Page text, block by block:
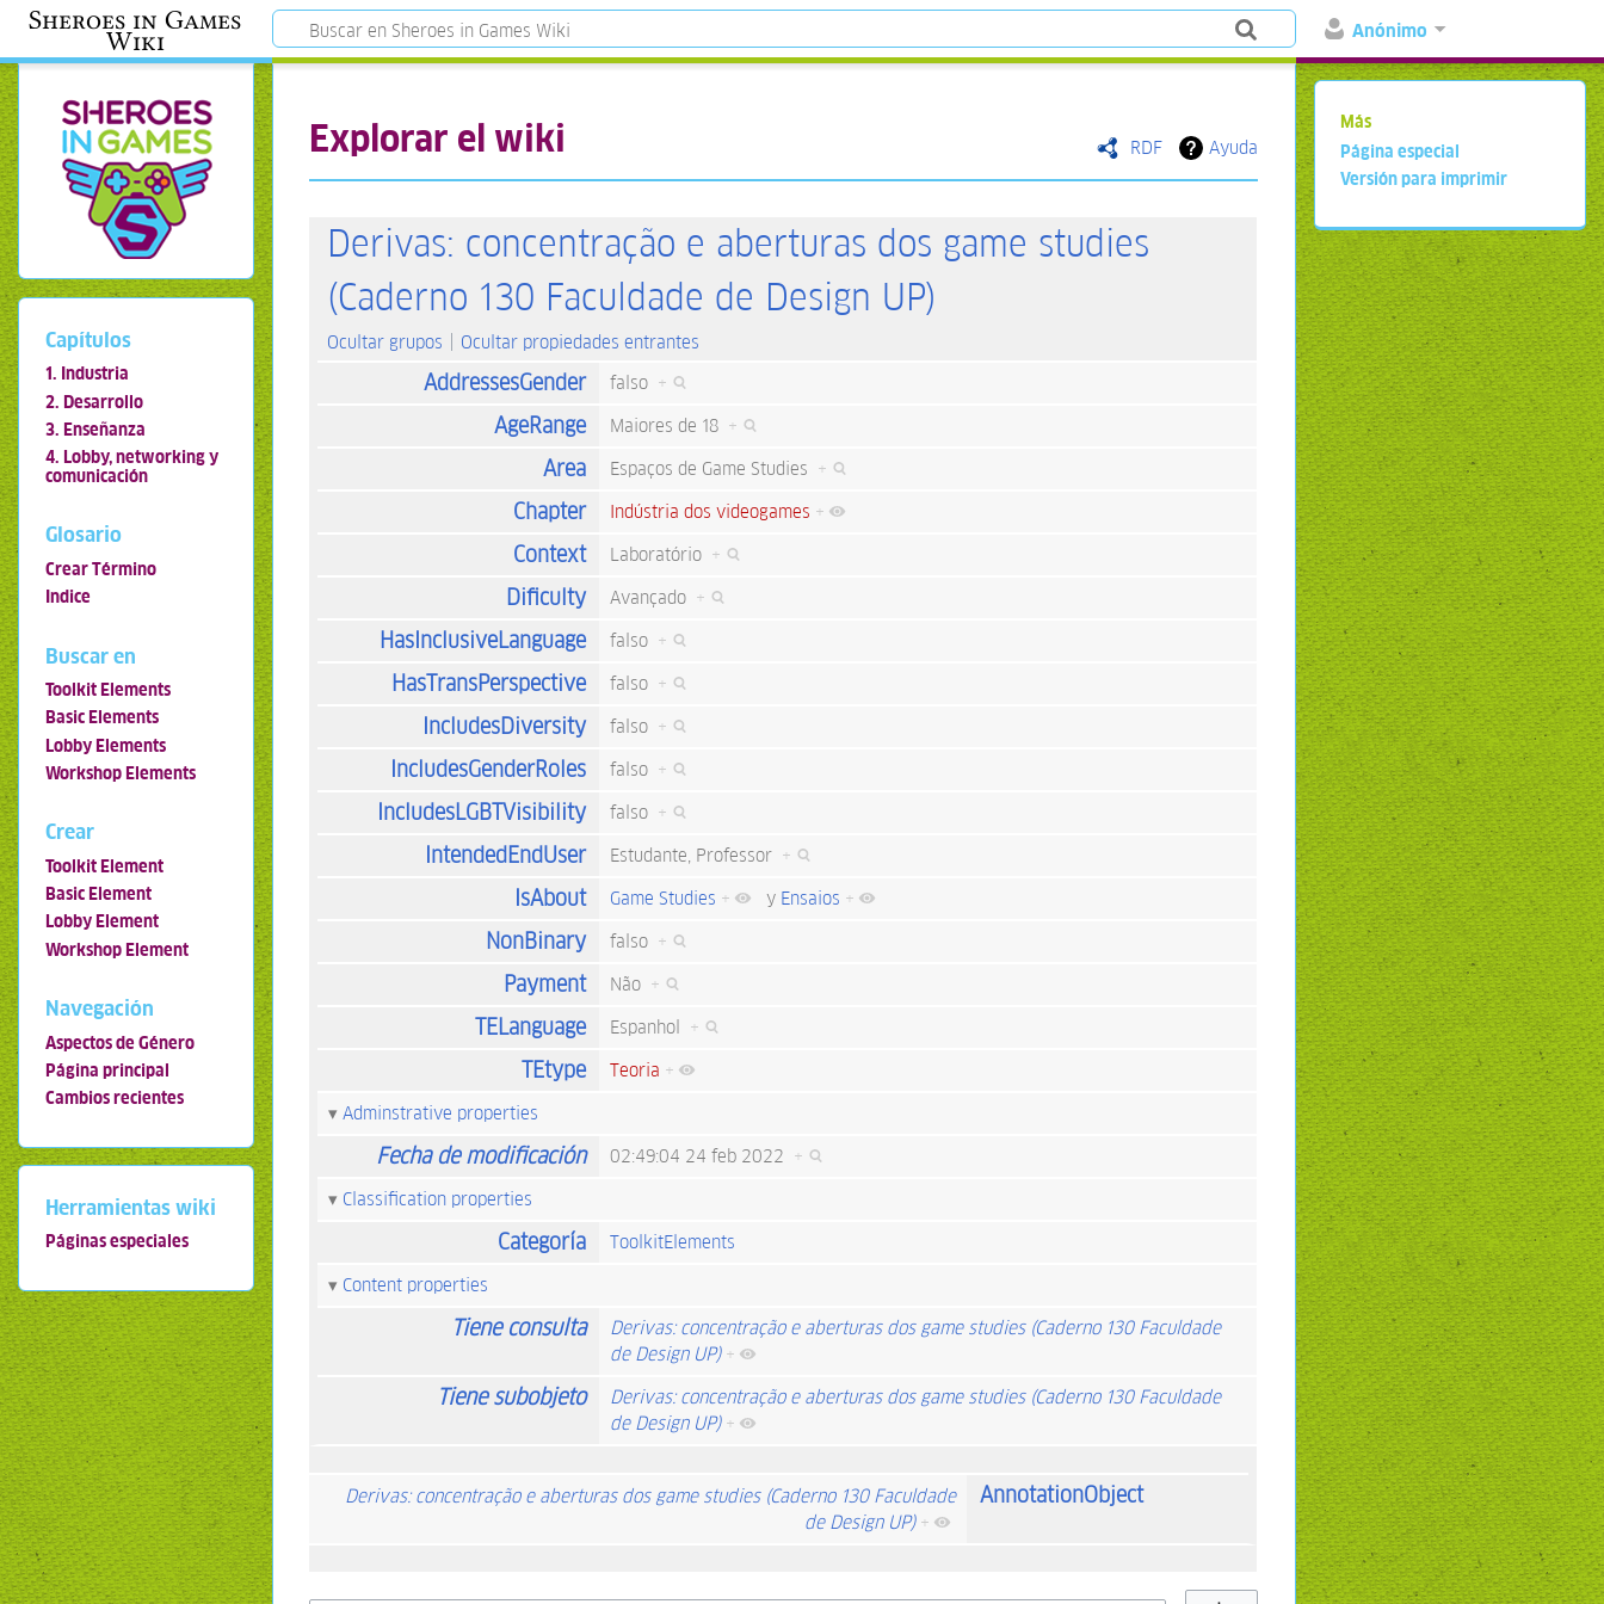
Anónimo
Sheroes in Games
Wiki
RDF Ayuda
Explorar el wiki
Derivas: concentração e aberturas dos game studies
(Caderno 130 Faculdade de Design UP)
Ocultar grupos Ocultar propiedades entrantes
AddressesGender falso +
AgeRange Maiores de 18 +
Area Espaços de Game Studies +
Chapter Indústria dos videogames +
Context Laboratório +
Dificulty Avançado +
HasInclusiveLanguage falso +
HasTransPerspective falso +
IncludesDiversity falso +
IncludesGenderRoles falso +
IncludesLGBTVisibility falso +
IntendedEndUser Estudante, Professor +
IsAbout Game Studies + y Ensaios +
NonBinary falso +
Payment Não +
TELanguage Espanhol +
TEtype Teoria +
Adminstrative properties
Fecha de modificación 02:49:04 24 feb 2022 +
Classification properties
Categoría
ToolkitElements
Content properties
Tiene consulta
Derivas: concentração e aberturas dos game studies (Caderno 130 Faculdade
de Design UP) +
Tiene subobjeto
Derivas: concentração e aberturas dos game studies (Caderno 130 Faculdade
de Design UP) +
Derivas: concentração e aberturas dos game studies (Caderno 130 Faculdade
de Design UP) +
AnnotationObject
Capítulos
1. Industria
2. Desarrollo
3. Enseñanza
4. Lobby, networking y
comunicación
Glosario
Crear Término
Indice
Buscar en
Toolkit Elements
Basic Elements
Lobby Elements
Workshop Elements
Crear
Toolkit Element
Basic Element
Lobby Element
Workshop Element
Navegación
Aspectos de Género
Página principal
Cambios recientes
Herramientas wiki
Páginas especiales
Más
Página especial
Versión para imprimir